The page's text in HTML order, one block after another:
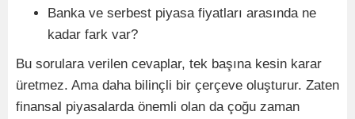
Banka ve serbest piyasa fiyatları arasında ne
kadar fark var?
Bu sorulara verilen cevaplar, tek başına kesin karar
üretmez. Ama daha bilinçli bir çerçeve oluşturur. Zaten
finansal piyasalarda önemli olan da çoğu zaman